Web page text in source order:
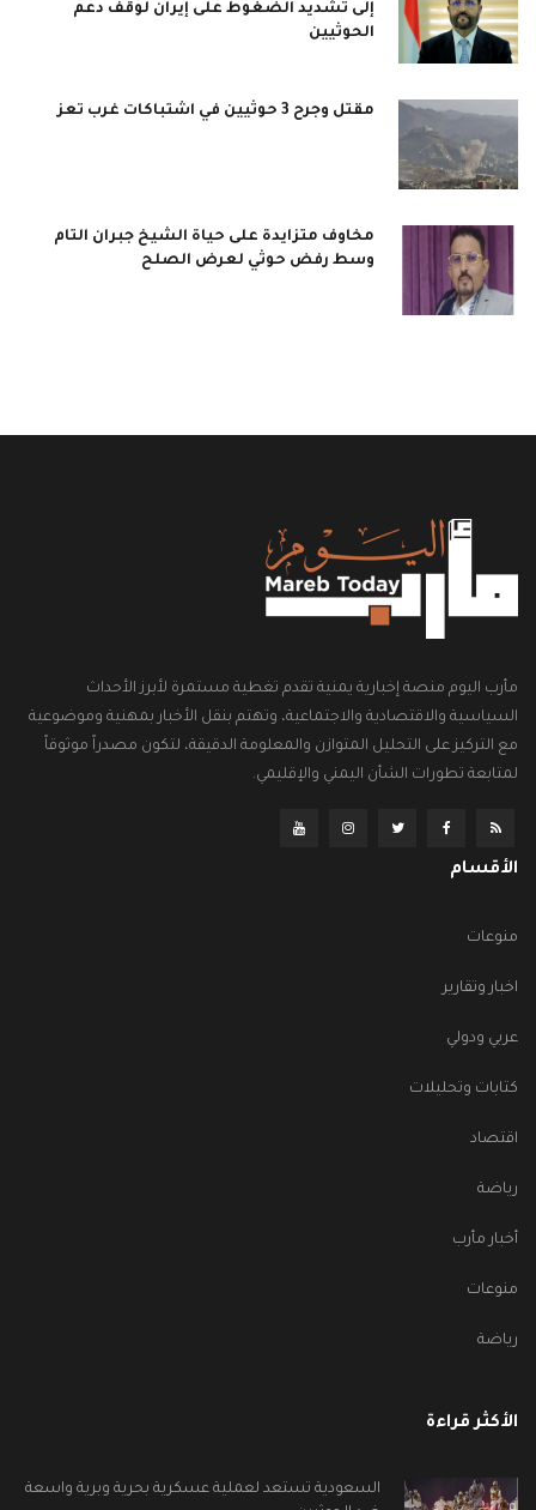
إلى تشديد الضغوط على إيران لوقف دعم
الحوثيين
مقتل وجرح 3 حوثيين في اشتباكات غرب تعز
مخاوف متزايدة على حياة الشيخ جبران التام
وسط رفض حوثي لعرض الصلح
مأرب اليوم منصة إخبارية يمنية تقدم تغطية مستمرة لأبرز الأحداث
السياسية والاقتصادية والاجتماعية، وتهتم بنقل الأخبار بمهنية وموضوعية
مع التركيز على التحليل المتوازن والمعلومة الدقيقة، لتكون مصدراً موثوقاً
لمتابعة تطورات الشأن اليمني والإقليمي.
الأقسام
منوعات
اخبار وتقارير
عربي ودولي
كتابات وتحليلات
اقتصاد
رياضة
أخبار مأرب
منوعات
رياضة
الأكثر قراءة
السعودية تستعد لعملية عسكرية بحرية وبرية واسعة